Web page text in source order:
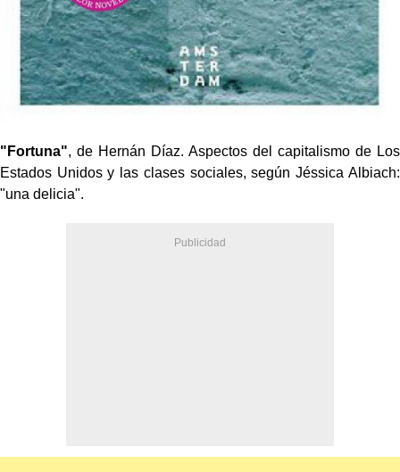
"Fortuna", de Hernán Díaz. Aspectos del capitalismo de Los
Estados Unidos y las clases sociales, según Jéssica Albiach:
"una delicia".